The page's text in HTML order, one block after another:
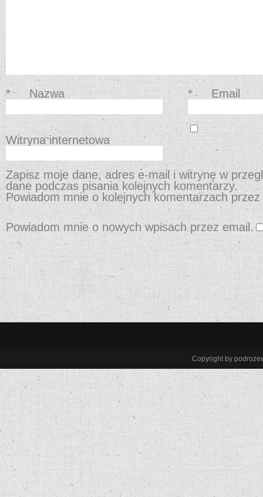
Nazwa
* Email
*
Witryna internetowa
Zapisz moje dane, adres e-mail i witrynę w
dane podczas pisania kolejnych komentarzy.
Powiadom mnie o kolejnych komentarzach
Powiadom mnie o nowych wpisach przez email.
Copyright by